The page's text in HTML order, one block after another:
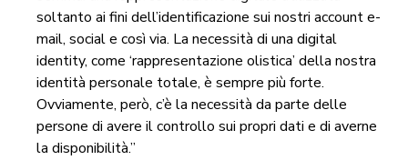
soltanto ai fini dell’identificazione sui nostri account e-
mail, social e così via. La necessità di una digital
identity, come ‘rappresentazione olistica’ della nostra
identità personale totale, è sempre più forte.
Ovviamente, però, c’è la necessità da parte delle
persone di avere il controllo sui propri dati e di averne
la disponibilità.”